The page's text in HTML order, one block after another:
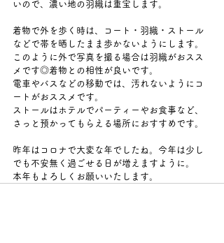
いので、濃い地の羽織は重宝します。
着物で外を歩く時は、コート・羽織・ストール
などで帯を晒したまま歩かないようにします。
このように外で写真を撮る場合は羽織がおスス
メです◎着物との相性が良いです。
電車やバスなどの移動では、汚れないようにコ
ートがおススメです。
ストールはホテルでパーティーやお食事など、
さっと預かってもらえる場所におすすめです。
昨年はコロナで大変な年でしたね。今年は少し
でも不安無く過ごせる日が増えますように。
本年もよろしくお願いいたします。